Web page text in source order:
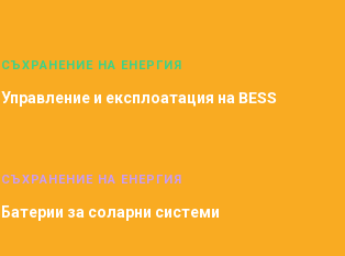
СЪХРАНЕНИЕ НА ЕНЕРГИЯ
Управление и експлоатация на BESS
СЪХРАНЕНИЕ НА ЕНЕРГИЯ
Батерии за соларни системи